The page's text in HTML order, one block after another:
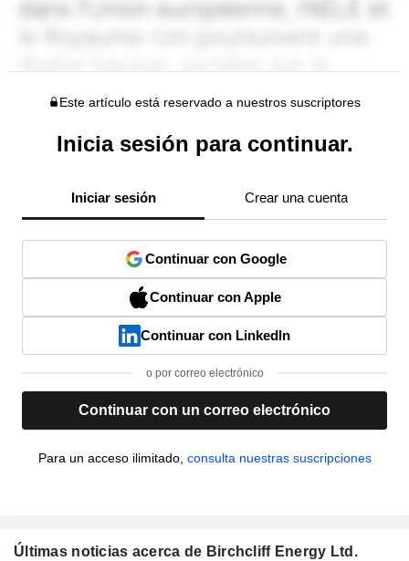
Este artículo está reservado a nuestros suscriptores
Inicia sesión para continuar.
Iniciar sesión Crear una cuenta
Continuar con Google
Continuar con Apple
Continuar con LinkedIn
o por correo electrónico
Continuar con un correo electrónico
Para un acceso ilimitado, consulta nuestras suscripciones
Últimas noticias acerca de Birchcliff Energy Ltd.